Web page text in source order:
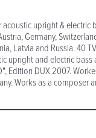
upright & electric
Germany,
Latvia and Russia. 40
upright and electric
Edition DUX 2007.
Works as a composer